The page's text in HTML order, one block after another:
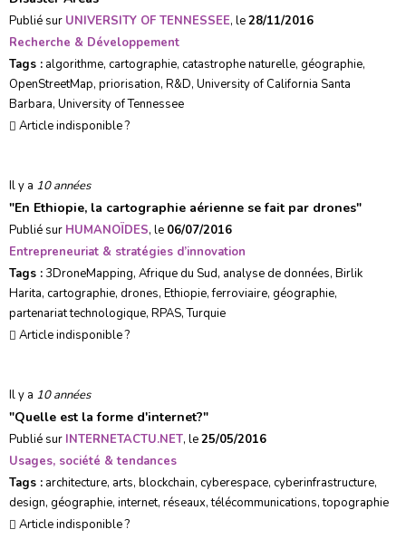
Publié sur UNIVERSITY OF TENNESSEE, le28/11/2016
Recherche & Développement
Tags : algorithme, cartographie, catastrophe naturelle, géographie,
OpenStreetMap, priorisation, R&D, University of California Santa
Barbara, University of Tennessee
Article indisponible ?
Il y a 10 années
"En Ethiopie, la cartographie aérienne se fait par drones"
Publié sur HUMANOÏDES, le 06/07/2016
Entrepreneuriat & stratégies d’innovation
Tags :3DroneMapping, Afrique du Sud, analyse de données, Birlik
Harita, cartographie, drones, Ethiopie,ferroviaire, géographie,
partenariat technologique, RPAS,Turquie
Article indisponible ?
Il y a 10 années
"Quelle est la forme d'internet?"
Publié sur INTERNETACTU.NET, le25/05/2016
Usages, société & tendances
Tags : architecture, arts, blockchain, cyberespace, cyberinfrastructure,
design, géographie, internet, réseaux,télécommunications,topographie
Article indisponible ?